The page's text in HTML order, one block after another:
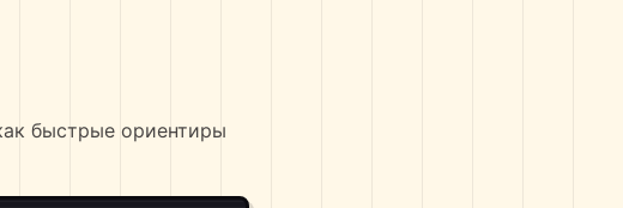
быстрые ориентиры